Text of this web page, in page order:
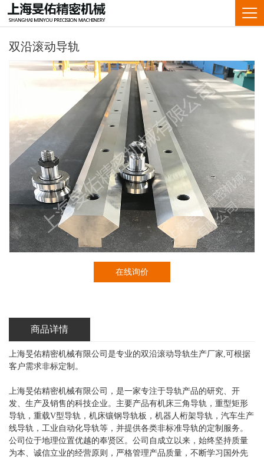
双沿滚动导轨
在线询价
商品详情
上海旻佑精密机械有限公司是专业的双沿滚动导轨生产厂家,可根据
客户需求非标定制。
上海旻佑精密机械有限公司，是一家专注于导轨产品的研究、开
发、生产及销售的科技企业。主要产品有机床三角导轨，重型矩形
导轨，重载V型导轨，机床镶钢导轨板，机器人桁架导轨，汽车生产
线导轨，工业自动化导轨等，并提供各类非标准导轨的定制服务。
公司位于地理位置优越的奉贤区。公司自成立以来，始终坚持质量
为本、诚信立业的经营原则，严格管理产品质量，不断学习国外先